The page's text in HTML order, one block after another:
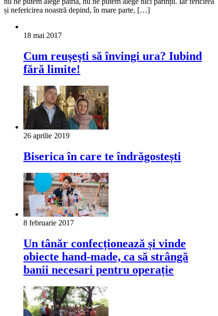
și nefericirea noastră depind, în mare parte, […]
18 mai 2017
Cum reuşeşti să învingi ura? Iubind
fără limite!
26 aprilie 2019
Biserica în care te îndrăgostești
8 februarie 2017
Un tânăr confecționează și vinde
obiecte hand-made, ca să strângă
banii necesari pentru operație